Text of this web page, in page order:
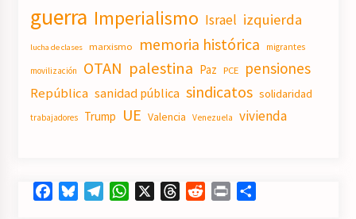
guerra Imperialismo Israel izquierda
lucha de clases marxismo memoria histórica migrantes
movilización OTAN palestina Paz PCE pensiones
República sanidad pública sindicatos solidaridad
trabajadores Trump UE Valencia Venezuela vivienda
FacebookBlueskyTelegramWhatsApp ThreadsRedditPrint